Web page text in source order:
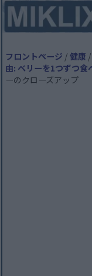
フロントページ /健康 /
由: ベリーを1つずつ食
ーのクローズアップ